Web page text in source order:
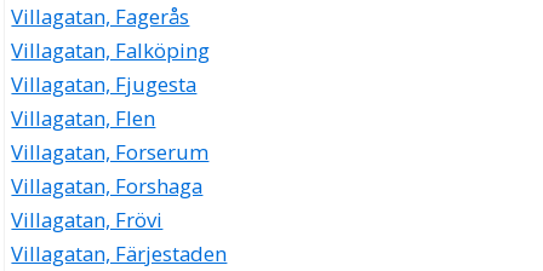
Villagatan, Fagerås
Villagatan, Falköping
Villagatan, Fjugesta
Villagatan, Flen
Villagatan, Forserum
Villagatan, Forshaga
Villagatan, Frövi
Villagatan, Färjestaden